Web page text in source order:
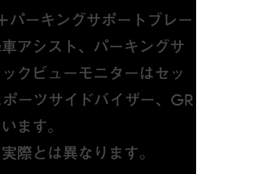
パーキングサポートブレー
アシスト、パーキングサ
クビューモニターはセッ
ーツサイドバイザー、GR
ます。
際とは異なります。